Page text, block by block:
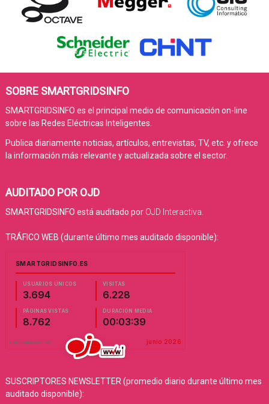
SOBRE SMARTGRIDSINFO
SMARTGRIDSINFO es el principal medio de comunicación on-line
sobre las Redes Eléctricas Inteligentes.
Publica diariamente noticias, artículos, entrevistas, TV, etc. y ofrece
la información más relevante y actualizada sobre el sector.
AUDITADO POR OJD
SMARTGRIDSINFO está auditado por OJD Interactiva
TRÁFICO WEB (durante último mes auditado disponible):
SUSCRIPTORES NEWSLETTER (promedio diario durante último mes
auditado disponible):